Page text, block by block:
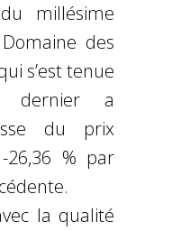
millésime
des
s’est tenue
dernier a
du prix
% par
la qualité